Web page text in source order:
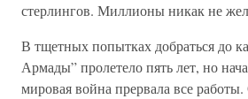
стерлингов. Миллионы никак не
В тщетных попытках добраться до
Армады” пролетело пять лет, но
мировая война прервала все